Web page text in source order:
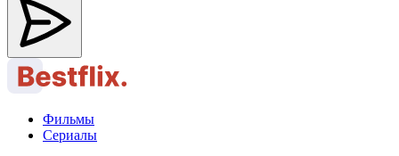
Фильмы
Сериалы